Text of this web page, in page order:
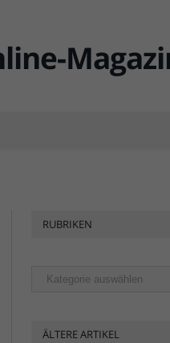
RUBRIKEN
Rubriken
ÄLTERE ARTIKEL